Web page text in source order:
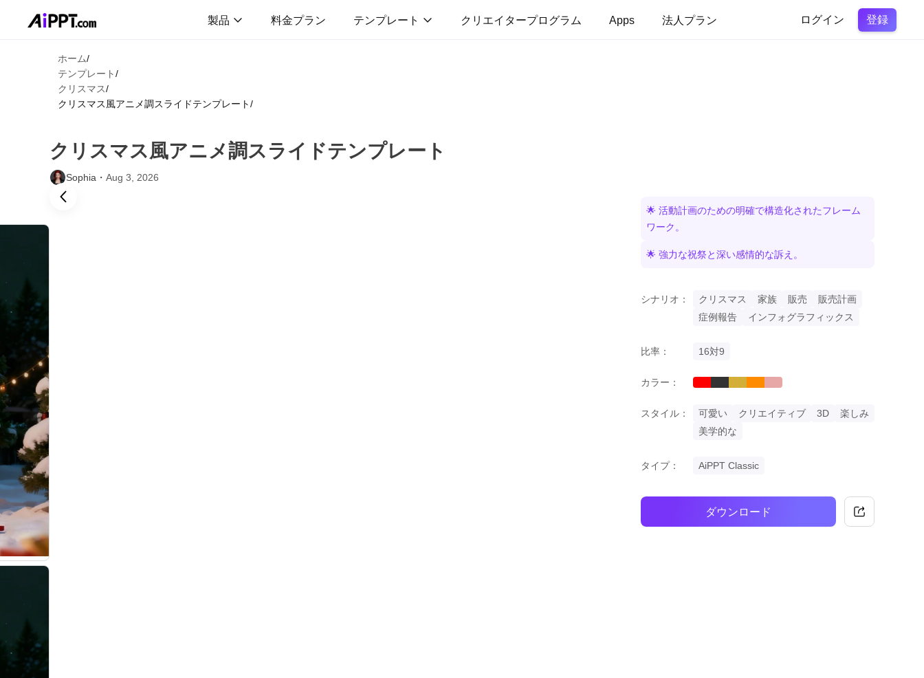
製品 料金プラン テンプレート クリエイタープログラム Apps 法人プラン ログイン 登録
ホーム/
テンプレート/
クリスマス/
クリスマス風アニメ調スライドテンプレート/
クリスマス風アニメ調スライドテンプレート
Sophia・ Aug 3, 2026
🌟 活動計画のための明確で構造化されたフレーム
ワーク。
🌟 強力な祝祭と深い感情的な訴え。
シナリオ： クリスマス 家族 販売
販売計画
症例報告
インフォグラフィックス
比率： 16対9
カラー： red blackgoldorange
pastel
スタイル： 可愛い クリエイティブ 3D
楽しみ
美学的な
タイプ： AiPPT Classic
ダウンロード